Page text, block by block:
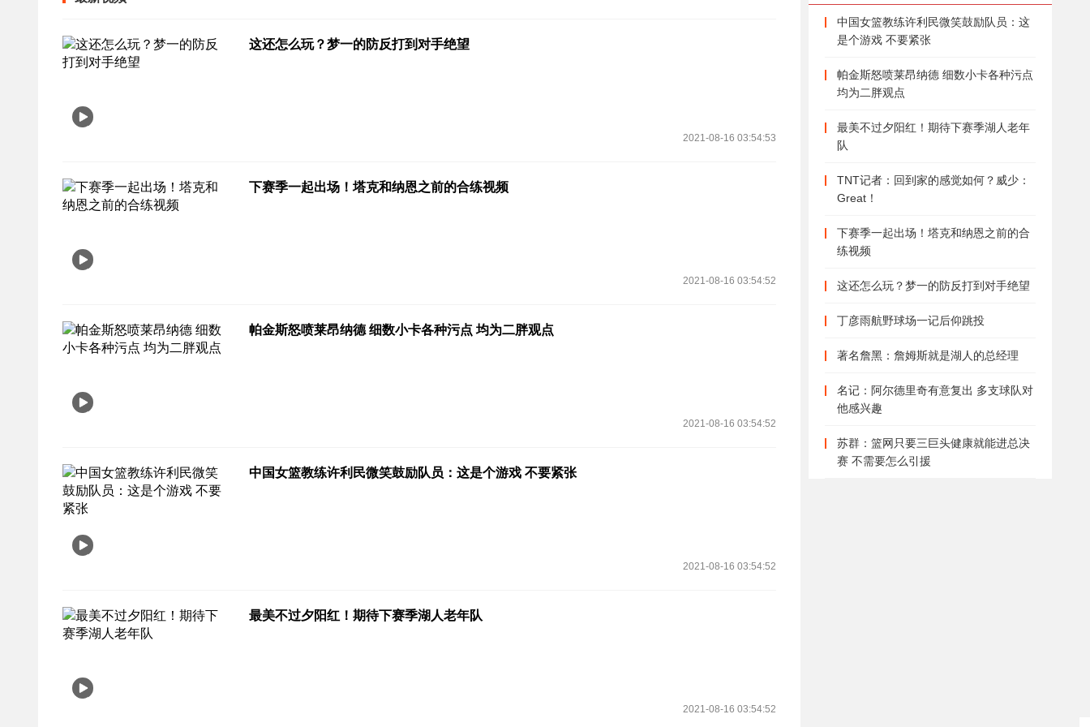
流出 警局正在调查是否过
度使用武力
苏群：篮网只要三巨头健
么引援
出 多支球队对他感兴趣
2021-08-16
这还怎么玩？梦一的防反打到对手绝望
2021-08-16 03:54:53
下赛季一起出场！塔克和纳恩之前的合练视频
2021-08-16 03:54:52
帕金斯怒喷莱昂纳德 细数小卡各种污点 均为二胖观点
2021-08-16 03:54:52
中国女篮教练许利民微笑鼓励队员：这是个游戏 不要紧张
2021-08-16 03:54:52
最美不过夕阳红！期待下赛季湖人老年队
2021-08-16 03:54:52
中国女篮教练许利民微笑鼓励队员：这
是个游戏 不要紧张
帕金斯怒喷莱昂纳德 细数小卡各种污点
均为二胖观点
最美不过夕阳红！期待下赛季湖人老年
队
TNT记者：回到家的感觉如何？威少：
Great！
下赛季一起出场！塔克和纳恩之前的合
练视频
这还怎么玩？梦一的防反打到对手绝望
丁彦雨航野球场一记后仰跳投
著名詹黑：詹姆斯就是湖人的总经理
名记：阿尔德里奇有意复出 多支球队对
他感兴趣
苏群：篮网只要三巨头健康就能进总决
赛 不需要怎么引援